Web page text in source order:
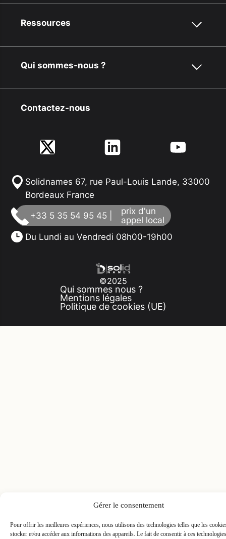
Gérer le consentement
Pour offrir les meilleures expériences, nous utilisons des technologies telles que les
stocker et/ou accéder aux informations des appareils. Le fait de consentir à ces
Ressources
Qui sommes-nous ?
Contactez-nous
Solidnames 67, rue Paul-Louis Lande, 33000
Bordeaux France
+33 5 35 54 95 45 |
prix d'un
appel local
Du Lundi au Vendredi 08h00-19h00
©2025
Qui sommes nous ?
Mentions légales
Politique de cookies (UE)